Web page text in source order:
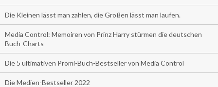
Die Kleinen lässt man zahlen, die Großen lässt man laufen.
Media Control: Memoiren von Prinz Harry stürmen die deutschen
Buch-Charts
Die 5 ultimativen Promi-Buch-Bestseller von Media Control
Die Medien-Bestseller 2022